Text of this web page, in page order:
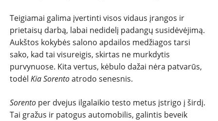
Teigiamai galima įvertinti visos vidaus įrangos ir
prietaisų darbą, labai nedidelį padangų susidėvėjimą.
Aukštos kokybės salono apdailos medžiagos tarsi
sako, kad tai visureigis, skirtas ne murkdytis
purvynuose. Kita vertus, kėbulo dažai nėra patvarūs,
todėl KiaSorentoatrodo senesnis.
Sorento per dvejus ilgalaikio testo metus įstrigo į širdį.
Tai gražus ir patogus automobilis, galintis beveik